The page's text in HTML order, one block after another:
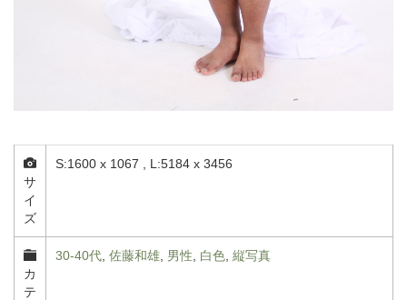
サ
イ
ズ
S:1600 x 1067 , L:5184 x 3456
カ
テ
30-40代 佐藤和雄 男性 白色 縦写真